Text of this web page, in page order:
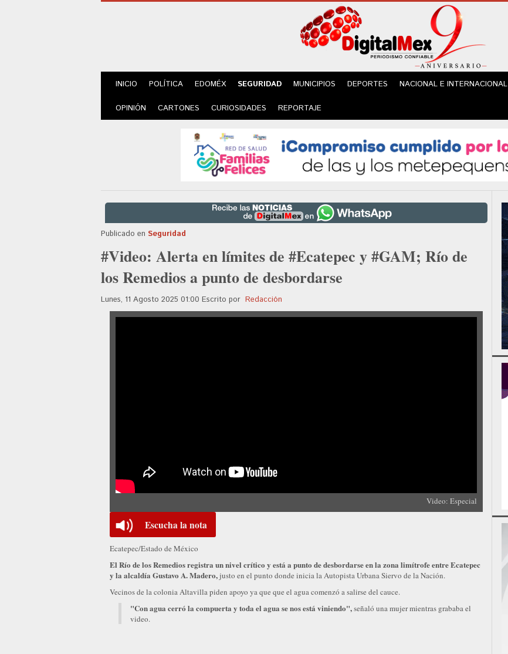
INICIO POLÍTICA EDOMÉX SEGURIDAD MUNICIPIOS DEPORTES NACIONAL E INTERNACIONAL
OPINIÓN CARTONES CURIOSIDADES REPORTAJE
Publicado en Seguridad
#Video: Alerta en límites de #Ecatepec y #GAM; Río de
los Remedios a punto de desbordarse
Lunes, 11 Agosto 2025 01:00 Escrito por Redacción
Video: Especial
Escucha la nota
Ecatepec/Estado de México
El Río de los Remedios registra un nivel crítico y está a punto de desbordarse en la zona limítrofe entre Ecatepec
y la alcaldía Gustavo A. Madero,justo en el punto donde inicia la Autopista Urbana Siervo de la Nación.
Vecinos de la colonia Altavilla piden apoyo ya que que el agua comenzó a salirse del cauce.
"Con agua cerró la compuerta y toda el agua se nos está viniendo",señaló una mujer mientras grababa el
video.